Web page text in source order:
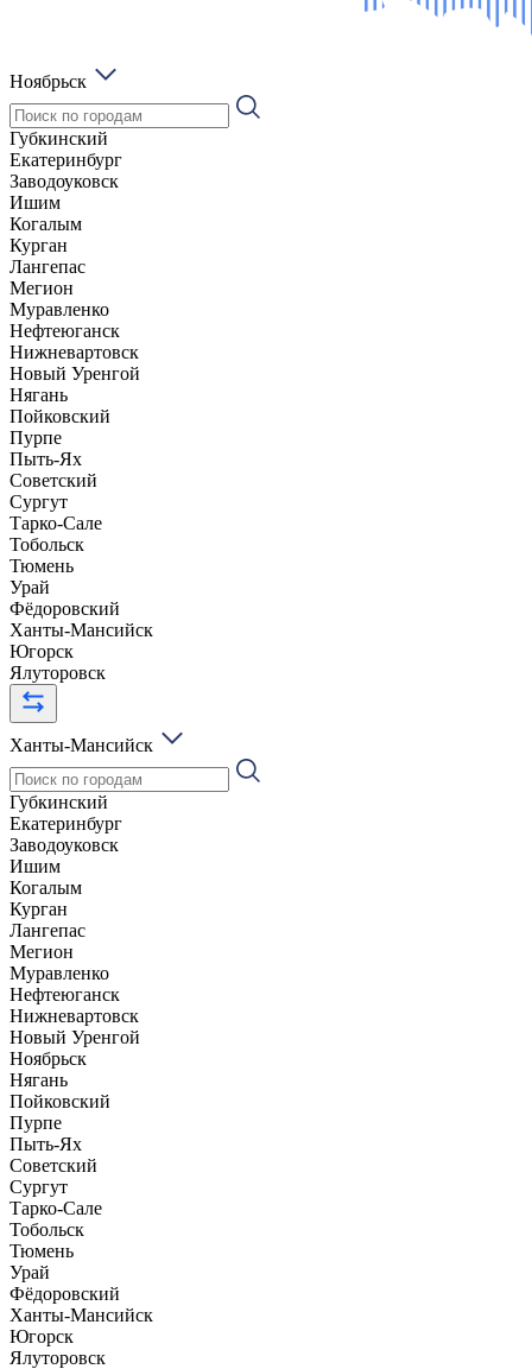
Ноябрьск
Губкинский
Екатеринбург
Заводоуковск
Ишим
Когалым
Курган
Лангепас
Мегион
Муравленко
Нефтеюганск
Нижневартовск
Новый Уренгой
Нягань
Пойковский
Пурпе
Пыть-Ях
Советский
Сургут
Тарко-Сале
Тобольск
Тюмень
Урай
Фёдоровский
Ханты-Мансийск
Югорск
Ялуторовск
Ханты-Мансийск
Губкинский
Екатеринбург
Заводоуковск
Ишим
Когалым
Курган
Лангепас
Мегион
Муравленко
Нефтеюганск
Нижневартовск
Новый Уренгой
Ноябрьск
Нягань
Пойковский
Пурпе
Пыть-Ях
Советский
Сургут
Тарко-Сале
Тобольск
Тюмень
Урай
Фёдоровский
Ханты-Мансийск
Югорск
Ялуторовск